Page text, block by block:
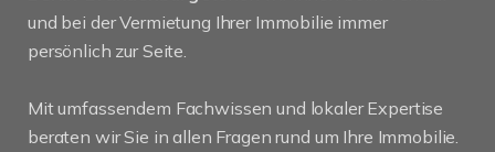
und bei der Vermietung Ihrer Immobilie immer
persönlich zur Seite.
Mit umfassendem Fachwissen und lokaler Expertise
beraten wir Sie in allen Fragen rund um Ihre Immobilie.